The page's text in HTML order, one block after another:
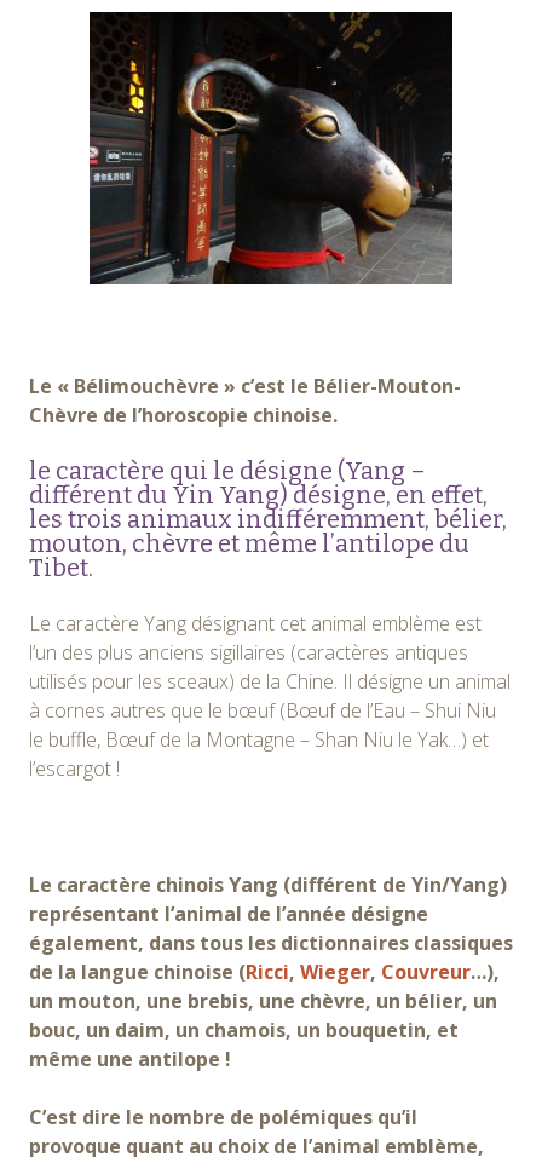
Le « Bélimouchèvre » c’est le Bélier-Mouton-
Chèvre de l’horoscopie chinoise.
le caractère qui le désigne (Yang –
différent du Yin Yang) désigne, en effet,
les trois animaux indifféremment, bélier,
mouton, chèvre et même l’antilope du
Tibet.
Le caractère Yang désignant cet animal emblème est
l’un des plus anciens sigillaires (caractères antiques
utilisés pour les sceaux) de la Chine. Il désigne un animal
à cornes autres que le bœuf (Bœuf de l’Eau – Shui Niu
le buffle, Bœuf de la Montagne – Shan Niu le Yak…) et
l’escargot !
Le caractère chinois Yang (différent de Yin/Yang)
représentant l’animal de l’année désigne
également, dans tous les dictionnaires classiques
de la langue chinoise (Ricci, Wieger, Couvreur…),
un mouton, une brebis, une chèvre, un bélier, un
bouc, un daim, un chamois, un bouquetin, et
même une antilope !
C’est dire le nombre de polémiques qu’il
provoque quant au choix de l’animal emblème,